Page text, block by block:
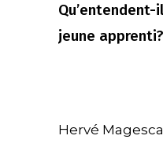
jeune apprenti?
Hervé